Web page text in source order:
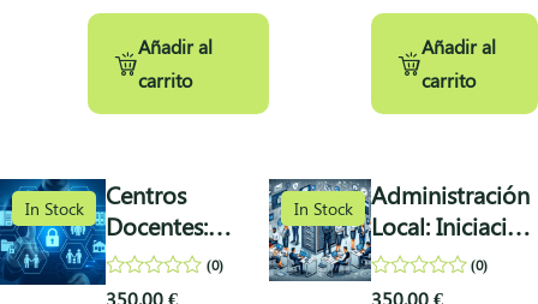
Añadir al
carrito
Añadir al
carrito
In Stock
Centros
Docentes:
Iniciación a la
Protección de
0
(0)
350,00€
In Stock
Administración
Local: Iniciación
a la Protección
de Datos
0
(0)
350,00€